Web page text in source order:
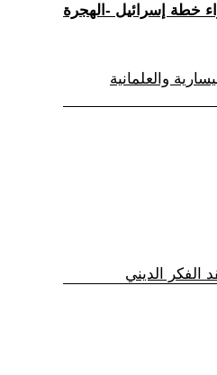
خطة إسرائيل -الهجرة
والعلمانية
الفكر الديني